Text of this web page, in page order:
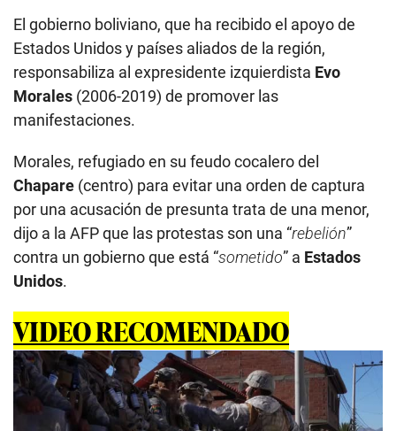
El gobierno boliviano, que ha recibido el apoyo de
Estados Unidos y países aliados de la región,
responsabiliza al expresidente izquierdista Evo
Morales (2006-2019) de promover las
manifestaciones.
Morales, refugiado en su feudo cocalero del
Chapare (centro) para evitar una orden de captura
por una acusación de presunta trata de una menor,
dijo a la AFP que las protestas son una “rebelión”
contra un gobierno que está “sometido” a Estados
Unidos.
VIDEO RECOMENDADO